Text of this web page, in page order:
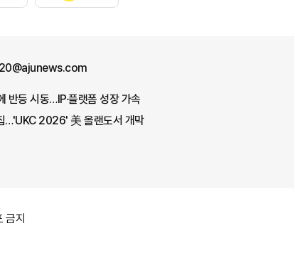
반등 시동…IP·플랫폼 성장 가속
…'UKC 2026' 美 올랜도서 개막
금지